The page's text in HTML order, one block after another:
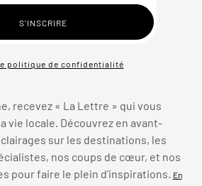
politique de confidentialité
recevez « La Lettre » qui vous
vie locale. Découvrez en avant-
sur les destinations, les
nos coups de cœur, et nos
pour faire le plein d’inspirations.
En